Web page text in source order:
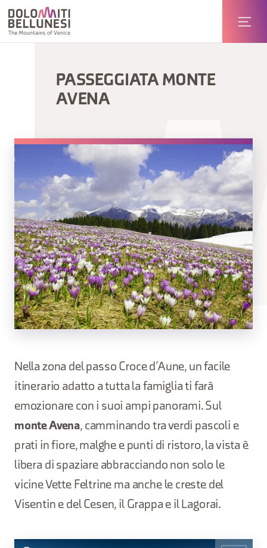
PASSEGGIATA MONTE
AVENA
Nella zona del passo Croce d’Aune, un facile
itinerario adatto a tutta la famiglia ti farà
emozionare con i suoi ampi panorami. Sul
monte Avena, camminando tra verdi pascoli e
prati in fiore, malghe e punti di ristoro, la vista è
libera di spaziare abbracciando non solo le
vicine Vette Feltrine ma anche le creste del
Visentin e del Cesen, il Grappa e il Lagorai.